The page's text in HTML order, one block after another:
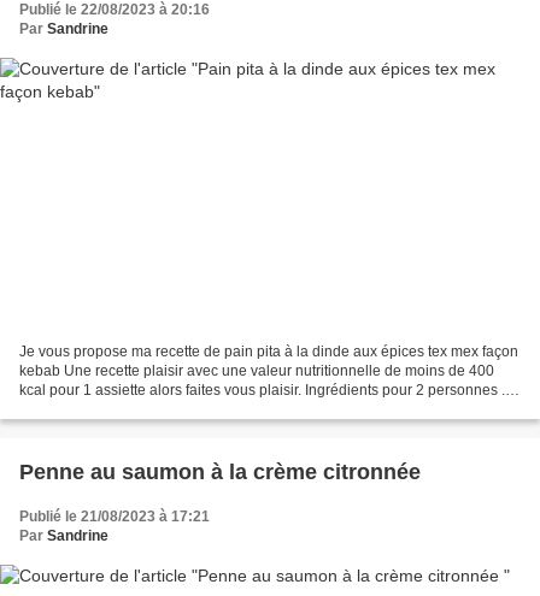
Publié le 22/08/2023 à 20:16
Par Sandrine
Je vous propose ma recette de pain pita à la dinde aux épices tex mex façon
kebab Une recette plaisir avec une valeur nutritionnelle de moins de 400
kcal pour 1 assiette alors faites vous plaisir. Ingrédients pour 2 personnes . 2
Penne au saumon à la crème citronnée
Publié le 21/08/2023 à 17:21
Par Sandrine